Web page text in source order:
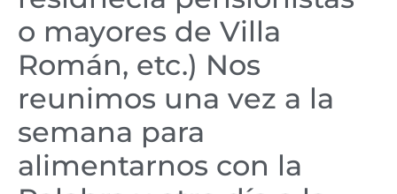
o mayores de Villa
Román, etc.) Nos
reunimos una vez a la
semana para
alimentarnos con la